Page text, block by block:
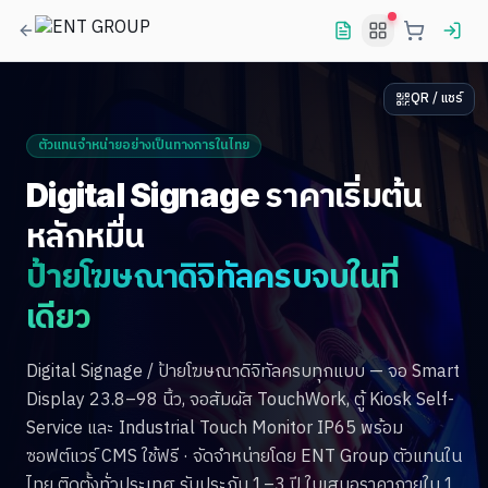
ตัวแทนจำหน่ายอย่างเป็นทางการในไทย
Digital Signage ราคาเริ่มต้น
หลักหมื่น
ป้ายโฆษณาดิจิทัลครบจบในที่
เดียว
Digital Signage / ป้ายโฆษณาดิจิทัลครบทุกแบบ — จอ Smart
Display 23.8–98 นิ้ว, จอสัมผัส TouchWork, ตู้ Kiosk Self-
Service และ Industrial Touch Monitor IP65 พร้อม
ซอฟต์แวร์ CMS ใช้ฟรี · จัดจำหน่ายโดย ENT Group ตัวแทนใน
QR / แชร์